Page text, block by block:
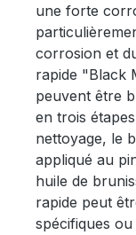
une forte
corrosion et
rapide "Black
peuvent être
en trois
nettoyage, le
appliqué au
huile de
rapide peut
spécifiques